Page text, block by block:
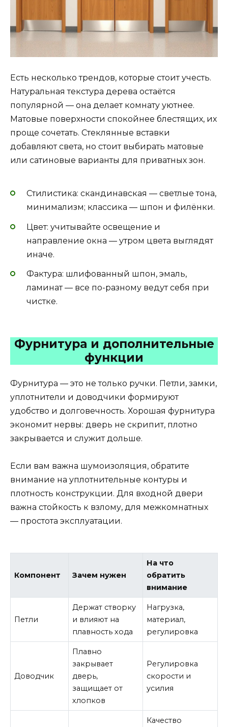
Есть несколько трендов, которые стоит учесть.
Натуральная текстура дерева остаётся
популярной — она делает комнату уютнее.
Матовые поверхности спокойнее блестящих, их
проще сочетать. Стеклянные вставки
добавляют света, но стоит выбирать матовые
или сатиновые варианты для приватных зон.
Стилистика: скандинавская — светлые тона,
минимализм; классика — шпон и филёнки.
Цвет: учитывайте освещение и
направление окна — утром цвета выглядят
иначе.
Фактура: шлифованный шпон, эмаль,
ламинат — все по-разному ведут себя при
чистке.
Фурнитура и дополнительные
функции
Фурнитура — это не только ручки. Петли, замки,
уплотнители и доводчики формируют
удобство и долговечность. Хорошая фурнитура
экономит нервы: дверь не скрипит, плотно
закрывается и служит дольше.
Если вам важна шумоизоляция, обратите
внимание на уплотнительные контуры и
плотность конструкции. Для входной двери
важна стойкость к взлому, для межкомнатных
— простота эксплуатации.
Компонент Зачем нужен
На что
обратить
внимание
Петли
Держат створку
и влияют на
плавность хода
Нагрузка,
материал,
регулировка
Доводчик
Плавно
закрывает
дверь,
защищает от
хлопков
Регулировка
скорости и
усилия
Качество